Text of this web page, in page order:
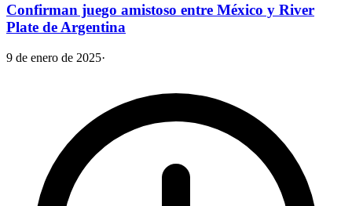
Confirman juego amistoso entre México y River
Plate de Argentina
9 de enero de 2025·